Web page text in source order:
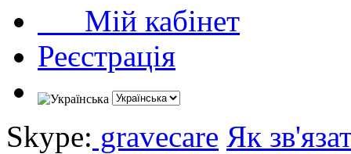
Мій кабінет
Реєстрація
Skype: gravecare Як